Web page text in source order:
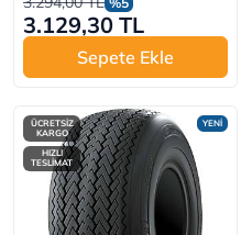
3.129,30 TL
Sepete Ekle
YENİ
ÜCRETSİZ
KARGO
HIZLI
TESLİMAT